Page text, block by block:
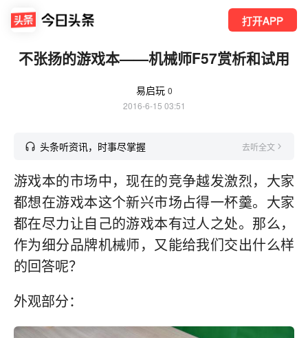
打开APP
不张扬的游戏本——机械师F57赏析和试用
易启玩 0
2016-6-15 03:51
头条听资讯，时事尽掌握 去听全文
游戏本的市场中，现在的竞争越发激烈，大家
都想在游戏本这个新兴市场占得一杯羹。大家
都在尽力让自己的游戏本有过人之处。那么，
作为细分品牌机械师，又能给我们交出什么样
的回答呢？
外观部分：